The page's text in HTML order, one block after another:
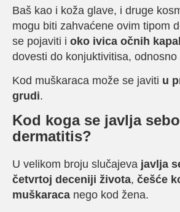
Baš kao i koža glave, i druge
mogu biti zahvaćene ovim tipom
se pojaviti i oko ivica očnih
dovesti do konjuktivitisa,
Kod muškaraca može se javiti u
grudi.
Kod koga se javlja
dermatitis?
U velikom broju slučajeva javlja
četvrtoj deceniji života, češće
muškaraca nego kod žena.